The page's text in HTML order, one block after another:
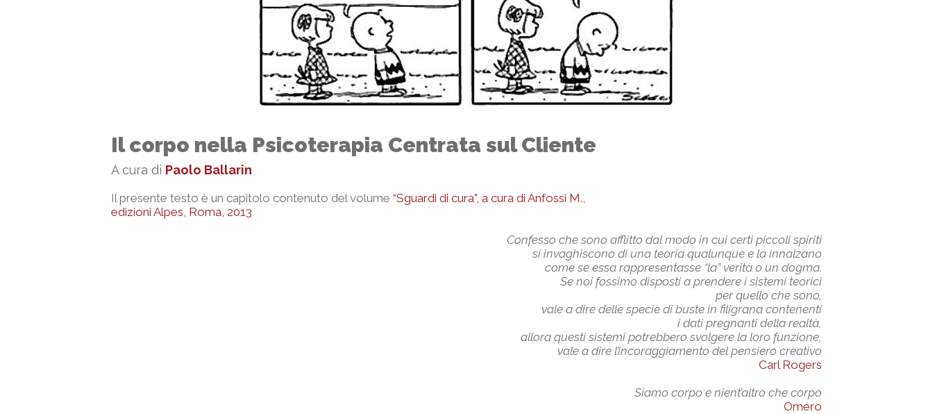
Il corpo nella Psicoterapia Centrata sul Cliente
A cura di Paolo Ballarin
Il presente testo è un capitolo contenuto del volume “Sguardi di cura”, a cura di Anfossi M.,
edizioni Alpes, Roma, 2013
Confesso che sono afflitto dal modo in cui certi piccoli spiriti
si invaghiscono di una teoria qualunque e la innalzano
come se essa rappresentasse “la” verità o un dogma.
Se noi fossimo disposti a prendere i sistemi teorici
per quello che sono,
vale a dire delle specie di buste in filigrana contenenti
i dati pregnanti della realtà,
allora questi sistemi potrebbero svolgere la loro funzione,
vale a dire l’incoraggiamento del pensiero creativo
Carl Rogers
Siamo corpo e nient’altro che corpo
Omero